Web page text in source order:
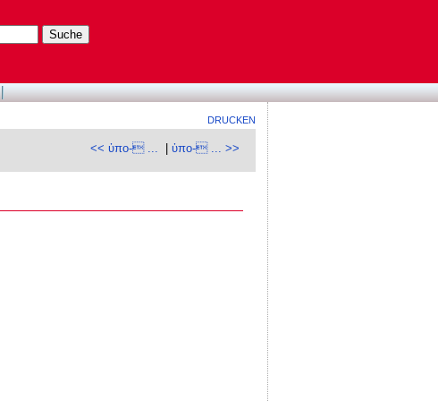
DRUCKEN
<< ὑπο- ... |ὑπο- ... >>